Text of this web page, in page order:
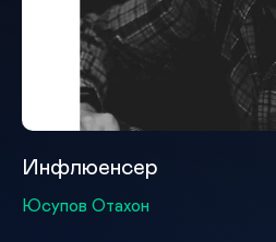
Инфлюенсер
Юсупов Отахон